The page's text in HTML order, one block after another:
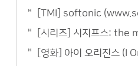
[TMI] softonic
[시리즈] 시지프스: the
[영화] 아이 오리진스 (I